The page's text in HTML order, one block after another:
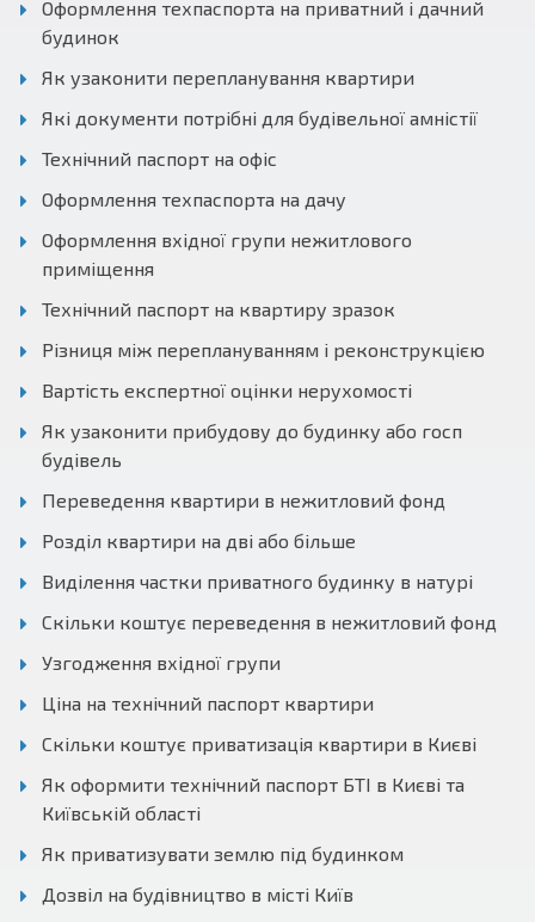
Оформлення техпаспорта на приватний і дачний
будинок
Як узаконити перепланування квартири
Які документи потрібні для будівельної амністії
Технічний паспорт на офіс
Оформлення техпаспорта на дачу
Оформлення вхідної групи нежитлового
приміщення
Технічний паспорт на квартиру зразок
Різниця між переплануванням і реконструкцією
Вартість експертної оцінки нерухомості
Як узаконити прибудову до будинку або госп
будівель
Переведення квартири в нежитловий фонд
Розділ квартири на дві або більше
Виділення частки приватного будинку в натурі
Скільки коштує переведення в нежитловий фонд
Узгодження вхідної групи
Ціна на технічний паспорт квартири
Скільки коштує приватизація квартири в Києві
Як оформити технічний паспорт БТІ в Києві та
Київській області
Як приватизувати землю під будинком
Дозвіл на будівництво в місті Київ